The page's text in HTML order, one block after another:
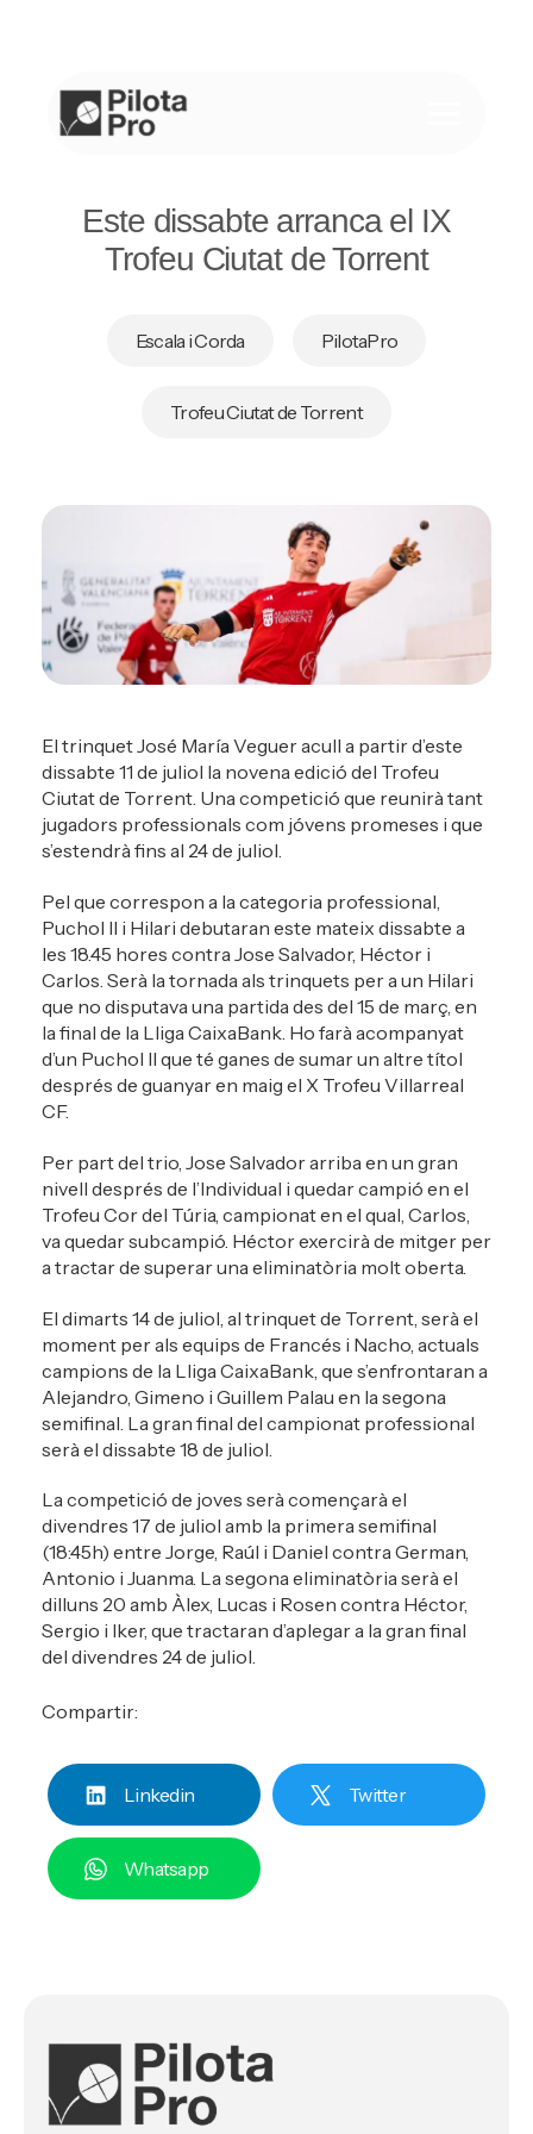
contenido
Este dissabte arranca el IX
Trofeu Ciutat de Torrent
Escala i Corda PilotaPro
Trofeu Ciutat de Torrent
El trinquet José María Veguer acull a partir d’este
dissabte 11 de juliol la novena edició del Trofeu
Ciutat de Torrent. Una competició que reunirà tant
jugadors professionals com jóvens promeses i que
s’estendrà fins al 24 de juliol.
Pel que correspon a la categoria professional,
Puchol II i Hilari debutaran este mateix dissabte a
les 18.45 hores contra Jose Salvador, Héctor i
Carlos. Serà la tornada als trinquets per a un Hilari
que no disputava una partida des del 15 de març, en
la final de la Lliga CaixaBank. Ho farà acompanyat
d’un Puchol II que té ganes de sumar un altre títol
després de guanyar en maig el X Trofeu Villarreal
CF.
Per part del trio, Jose Salvador arriba en un gran
nivell després de l’Individual i quedar campió en el
Trofeu Cor del Túria, campionat en el qual, Carlos,
va quedar subcampió. Héctor exercirà de mitger per
a tractar de superar una eliminatòria molt oberta.
El dimarts 14 de juliol, al trinquet de Torrent, serà el
moment per als equips de Francés i Nacho, actuals
campions de la Lliga CaixaBank, que s’enfrontaran a
Alejandro, Gimeno i Guillem Palau en la segona
semifinal. La gran final del campionat professional
serà el dissabte 18 de juliol.
La competició de joves serà començarà el
divendres 17 de juliol amb la primera semifinal
(18:45h) entre Jorge, Raúl i Daniel contra German,
Antonio i Juanma. La segona eliminatòria serà el
dilluns 20 amb Àlex, Lucas i Rosen contra Héctor,
Sergio i Iker, que tractaran d’aplegar a la gran final
del divendres 24 de juliol.
Compartir:
Linkedin Twitter
Whatsapp